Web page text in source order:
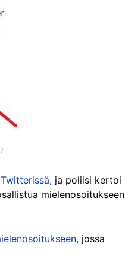
Twitterissä, ja poliisi kertoi
mielenosoitukseen
, jossa